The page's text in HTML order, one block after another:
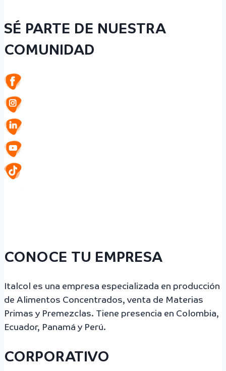
SÉ PARTE DE NUESTRA
COMUNIDAD
CONOCE TU EMPRESA
Italcol es una empresa especializada en producción
de Alimentos Concentrados, venta de Materias
Primas y Premezclas. Tiene presencia en Colombia,
Ecuador, Panamá y Perú.
CORPORATIVO